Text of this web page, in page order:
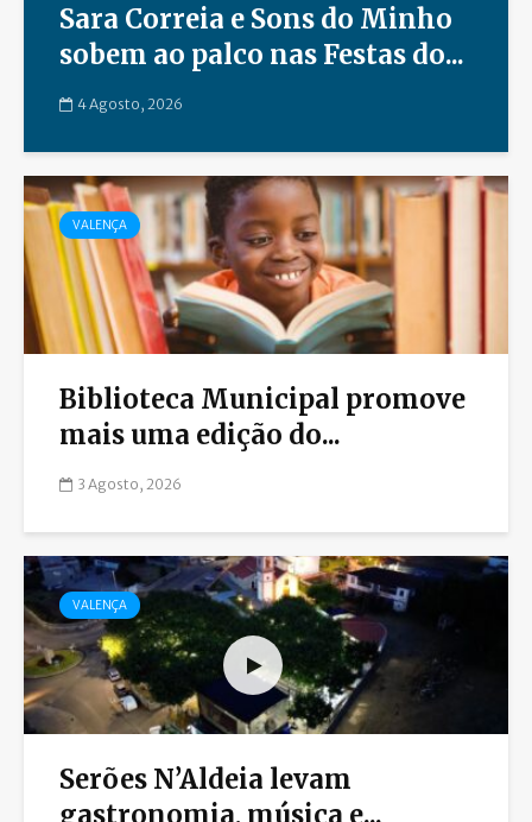
Sara Correia e Sons do Minho
sobem ao palco nas Festas do...
4 Agosto, 2026
VALENÇA
Biblioteca Municipal promove
mais uma edição do...
3 Agosto, 2026
VALENÇA
Serões N’Aldeia levam
gastronomia, música e...